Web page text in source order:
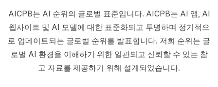
AICPB는 AI 순위의 글로벌 표준입니다. AICPB는 AI 앱, AI
웹사이트 및 AI 모델에 대한 표준화되고 투명하며 정기적으
로 업데이트되는 글로벌 순위를 발표합니다. 저희 순위는 글
로벌 AI 환경을 이해하기 위한 일관되고 신뢰할 수 있는 참
고 자료를 제공하기 위해 설계되었습니다.